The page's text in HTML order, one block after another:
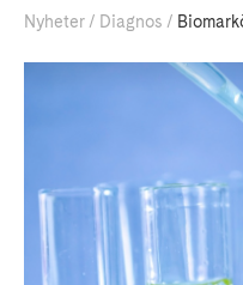
Nyheter Diagnos